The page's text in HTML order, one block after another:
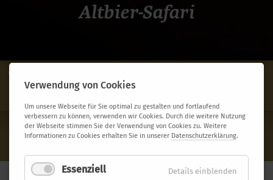
Altbier-Safari
Altbier-Safari in Düsseldorf
399,- € JETZT BUCHEN
Verwendung von Cookies
Um unsere Webseite für Sie optimal zu gestalten und fortlaufend
verbessern zu können, verwenden wir Cookies. Durch die weitere Nutzung
der Webseite stimmen Sie der Verwendung von Cookies zu. Weitere
Informationen zu Cookies erhalten Sie in unserer Datenschutzerklärung.
Essenziell Details einblenden